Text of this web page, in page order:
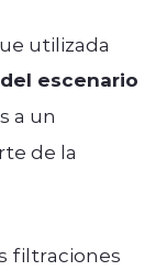
utilizada
escenario
a un
de la
filtraciones